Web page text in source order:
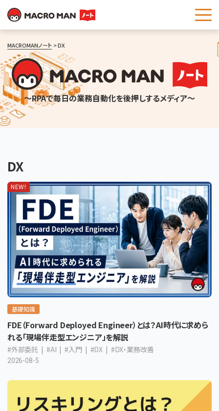
MACROMANノート DX
～RPAで毎日の業務自動化を後押しするメディア～
DX
NEW!
基礎知識
FDE（Forward Deployed Engineer）とは？AI時代に求めら
れる「現場伴走型エンジニア」を解説
#外部委託 #AI #入門 #DX #DX・業務改善
2026-08-5